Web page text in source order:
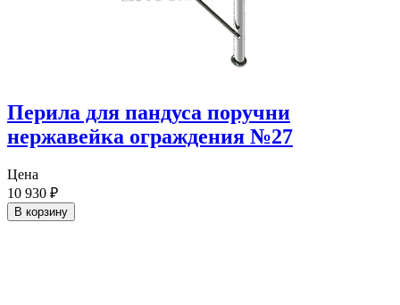
Перила для пандуса поручни
нержавейка ограждения №27
Цена
10 930 ₽
В корзину